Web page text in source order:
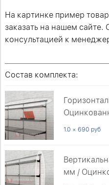
На картинке пример
заказать на нашем сайте.
консультацией к
Состав комплекта:
1.0 × 690 руб
мм /